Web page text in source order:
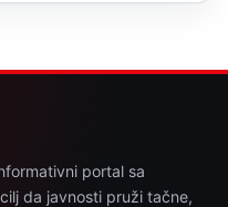
portal sa
da javnosti pruži tačne,